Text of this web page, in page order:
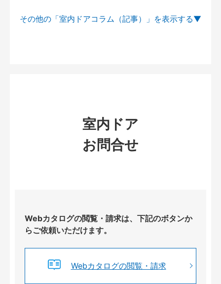
その他の「室内ドアコラム（記事）」を
室内ドア
お問合せ
Webカタログの閲覧・請求は、下記のボタンか
らご依頼いただけます。
Webカタログの閲覧・請求